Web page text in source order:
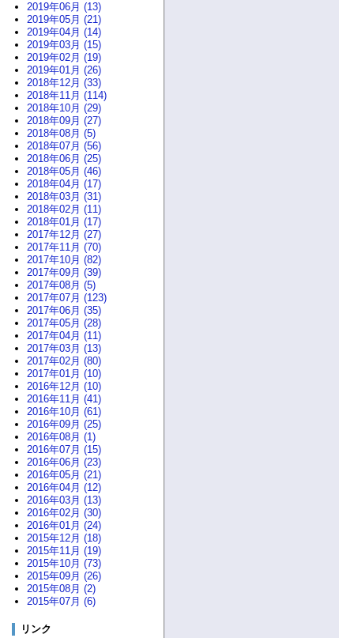
2019年06月 (13)
2019年05月 (21)
2019年04月 (14)
2019年03月 (15)
2019年02月 (19)
2019年01月 (26)
2018年12月 (33)
2018年11月 (114)
2018年10月 (29)
2018年09月 (27)
2018年08月 (5)
2018年07月 (56)
2018年06月 (25)
2018年05月 (46)
2018年04月 (17)
2018年03月 (31)
2018年02月 (11)
2018年01月 (17)
2017年12月 (27)
2017年11月 (70)
2017年10月 (82)
2017年09月 (39)
2017年08月 (5)
2017年07月 (123)
2017年06月 (35)
2017年05月 (28)
2017年04月 (11)
2017年03月 (13)
2017年02月 (80)
2017年01月 (10)
2016年12月 (10)
2016年11月 (41)
2016年10月 (61)
2016年09月 (25)
2016年08月 (1)
2016年07月 (15)
2016年06月 (23)
2016年05月 (21)
2016年04月 (12)
2016年03月 (13)
2016年02月 (30)
2016年01月 (24)
2015年12月 (18)
2015年11月 (19)
2015年10月 (73)
2015年09月 (26)
2015年08月 (2)
2015年07月 (6)
リンク